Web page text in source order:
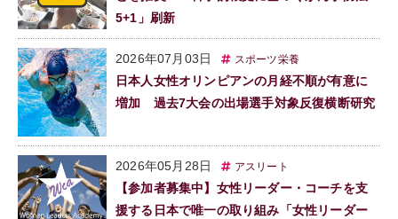
5+1」刷新
2026年07月03日 スポーツ栄養
日本人女性オリンピアンの月経不順が有意に
増加 過去7大会の出場選手対象反復横断研究
2026年05月28日 アスリート
【参加者募集中】女性リーダー・コーチを支
援する日本で唯一の取り組み「女性リーダー